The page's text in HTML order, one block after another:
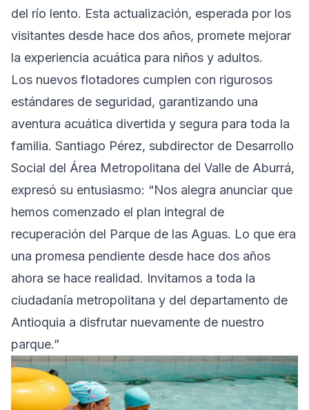
del río lento. Esta actualización, esperada por los
visitantes desde hace dos años, promete mejorar
la experiencia acuática para niños y adultos.
Los nuevos flotadores cumplen con rigurosos
estándares de seguridad, garantizando una
aventura acuática divertida y segura para toda la
familia. Santiago Pérez, subdirector de Desarrollo
Social del Área Metropolitana del Valle de Aburrá,
expresó su entusiasmo: “Nos alegra anunciar que
hemos comenzado el plan integral de
recuperación del Parque de las Aguas. Lo que era
una promesa pendiente desde hace dos años
ahora se hace realidad. Invitamos a toda la
ciudadanía metropolitana y del departamento de
Antioquia a disfrutar nuevamente de nuestro
parque.”